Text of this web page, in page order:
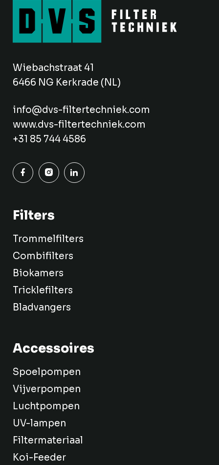
Wiebachstraat 41
6466 NG Kerkrade (NL)
info@dvs-filtertechniek.com
www.dvs-filtertechniek.com
+31 85 744 4586
Filters
Trommelfilters
Combifilters
Biokamers
Tricklefilters
Bladvangers
Accessoires
Spoelpompen
Vijverpompen
Luchtpompen
UV-lampen
Filtermateriaal
Koi-Feeder